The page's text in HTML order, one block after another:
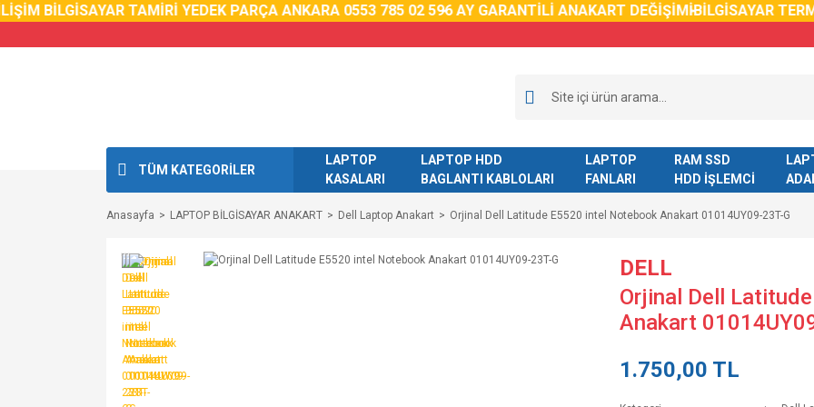
BİLGİSAYAR TAMİRİ YEDEK PARÇA ANKARA 0553 785 02 596 AY GARANTİLİ ANAKART DEĞİŞİMİBİLGİSAYAR
TÜM KATEGORİLER
LAPTOP
KASALARI
LAPTOP HDD
BAGLANTI KABLOLARI
LAPTOP
FANLARI
RAM SSD
HDD İŞLEMCİ
Anasayfa LAPTOP BİLGİSAYAR ANAKART Dell Laptop Anakart Orjinal Dell Latitude E5520 intel Notebook Anakart 01014UY09-23T-G
DELL
Orjinal Dell
Anakart
1.750,00 TL